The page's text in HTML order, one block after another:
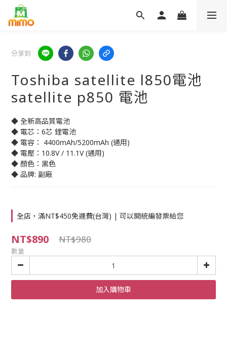
分享到
Toshiba satellite l850電池
satellite p850 電池
◆ 全新高品質電池
◆ 電芯：6芯 鋰電池
◆ 電容： 4400mAh/5200mAh (通用)
◆ 電壓：10.8V / 11.1V (通用)
◆ 顏色：黑色
◆ 品牌: 副廠
全店，滿NT$450免運費(台灣) | 可以開統編發票給您
NT$890 NT$980
數量
加入購物車